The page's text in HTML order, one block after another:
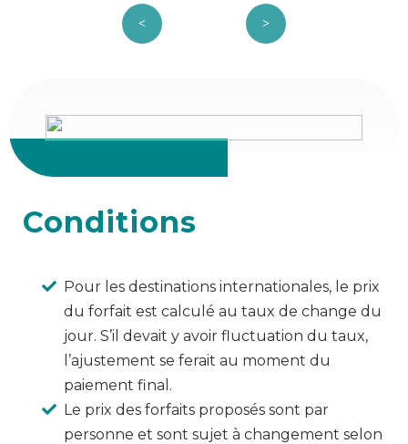
Conditions
Pour les destinations internationales, le prix
du forfait est calculé au taux de change du
jour. S’il devait y avoir fluctuation du taux,
l’ajustement se ferait au moment du
paiement final.
Le prix des forfaits proposés sont par
personne et sont sujet à changement selon